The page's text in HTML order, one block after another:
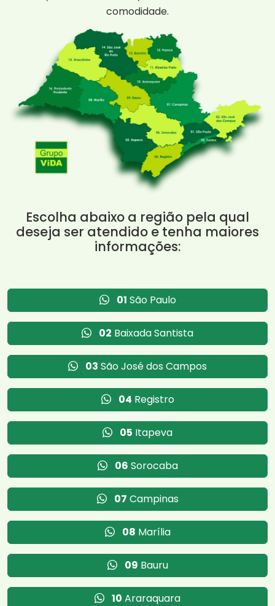
comodidade.
Escolha abaixo a região pela qual
deseja ser atendido e tenha maiores
informações:
01 São Paulo
02 Baixada Santista
03 São José dos Campos
04 Registro
05 Itapeva
06 Sorocaba
07 Campinas
08 Marília
09 Bauru
10 Araraquara